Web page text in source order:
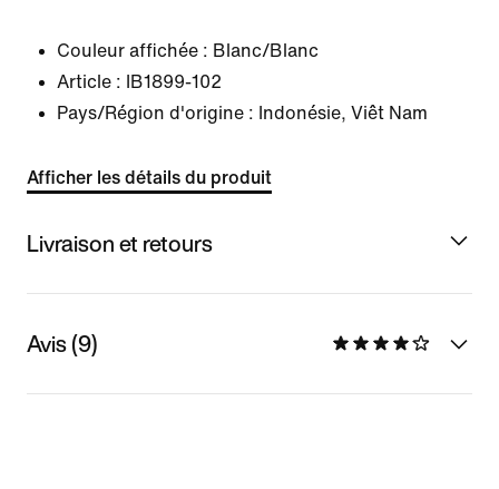
Couleur affichée : Blanc/Blanc
Article :
IB1899-102
Pays/Région d'origine : Indonésie, Viêt Nam
Afficher les détails du produit
Livraison et retours
Avis (9)